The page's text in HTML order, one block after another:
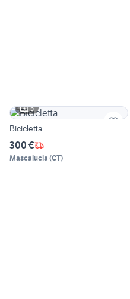
5
Bicicletta
300 €
Mascalucia (CT)